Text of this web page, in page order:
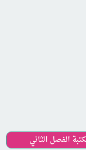
الفصل الثاني